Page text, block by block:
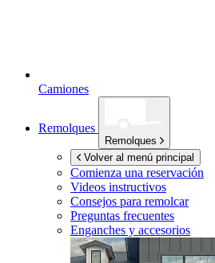
Camiones
Remolques
Remolques
Volver al menú principal
Comienza una reservación
Videos instructivos
Consejos para remolcar
Preguntas frecuentes
Enganches y accesorios